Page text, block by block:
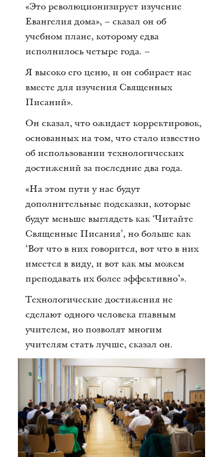
«Это революционизирует изучение
Евангелия дома», – сказал он об
учебном плане, которому едва
исполнилось четыре года. –
Я высоко его ценю, и он собирает нас
вместе для изучения Священных
Писаний».
Он сказал, что ожидает корректировок,
основанных на том, что стало известно
об использовании технологических
достижений за последние два года.
«На этом пути у нас будут
дополнительные подсказки, которые
будут меньше выглядеть как ‘Читайте
Священные Писания’, но больше как
‘Вот что в них говорится, вот что в них
имеется в виду, и вот как мы можем
преподавать их более эффективно’».
Технологические достижения не
сделают одного человека главным
учителем, но позволят многим
учителям стать лучше, сказал он.